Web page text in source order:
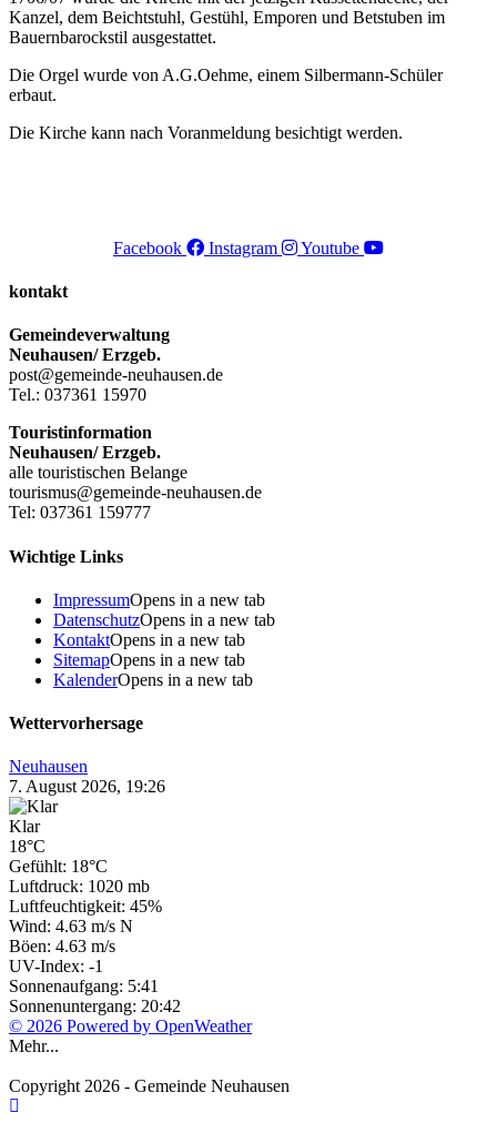
Kanzel, dem Beichtstuhl, Gestühl, Emporen und Betstuben im
Bauernbarockstil ausgestattet.
Die Orgel wurde von A.G.Oehme, einem Silbermann-Schüler
erbaut.
Die Kirche kann nach Voranmeldung besichtigt werden.
Facebook Instagram Youtube
kontakt
Gemeindeverwaltung
Neuhausen/ Erzgeb.
post@gemeinde-neuhausen.de
Tel.: 037361 15970
Touristinformation
Neuhausen/ Erzgeb.
alle touristischen Belange
tourismus@gemeinde-neuhausen.de
Tel: 037361 159777
Wichtige Links
ImpressumOpens in a new tab
DatenschutzOpens in a new tab
KontaktOpens in a new tab
SitemapOpens in a new tab
KalenderOpens in a new tab
Wettervorhersage
Neuhausen
7. August 2026, 19:26
Klar
18°C
Gefühlt: 18°C
Luftdruck: 1020 mb
Luftfeuchtigkeit: 45%
Wind: 4.63 m/s N
Böen: 4.63 m/s
UV-Index: -1
Sonnenaufgang: 5:41
Sonnenuntergang: 20:42
© 2026 Powered by OpenWeather
Mehr...
Copyright 2026 - Gemeinde Neuhausen